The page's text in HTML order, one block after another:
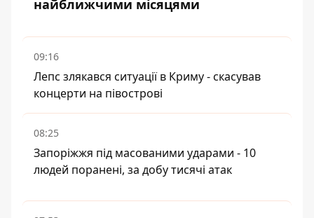
найближчими місяцями
09:16
Лепс злякався ситуації в Криму - скасував
концерти на півострові
08:25
Запоріжжя під масованими ударами - 10
людей поранені, за добу тисячі атак